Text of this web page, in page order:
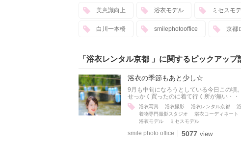
美意識向上 浴衣モデル ミセスモ
白川一本橋 smilephotooffice 京都
「浴衣レンタル京都 」に関するピックアップ
浴衣の季節もあと少し☆
9月も中旬になろうとしている今日この頃
せっかく買ったのに着て行く所が無い・
浴衣写真 浴衣撮影 浴衣レンタル京都
着物専門撮影スタジオ
浴衣コーディネート
浴衣モデル
ミセスモデル
smile photo office 5077 view